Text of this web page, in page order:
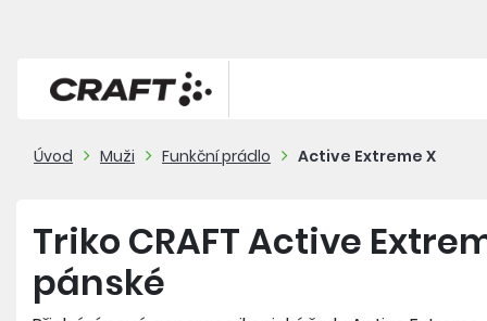
Úvod Muži Funkční prádlo Active Extreme X
Triko CRAFT Active
pánské